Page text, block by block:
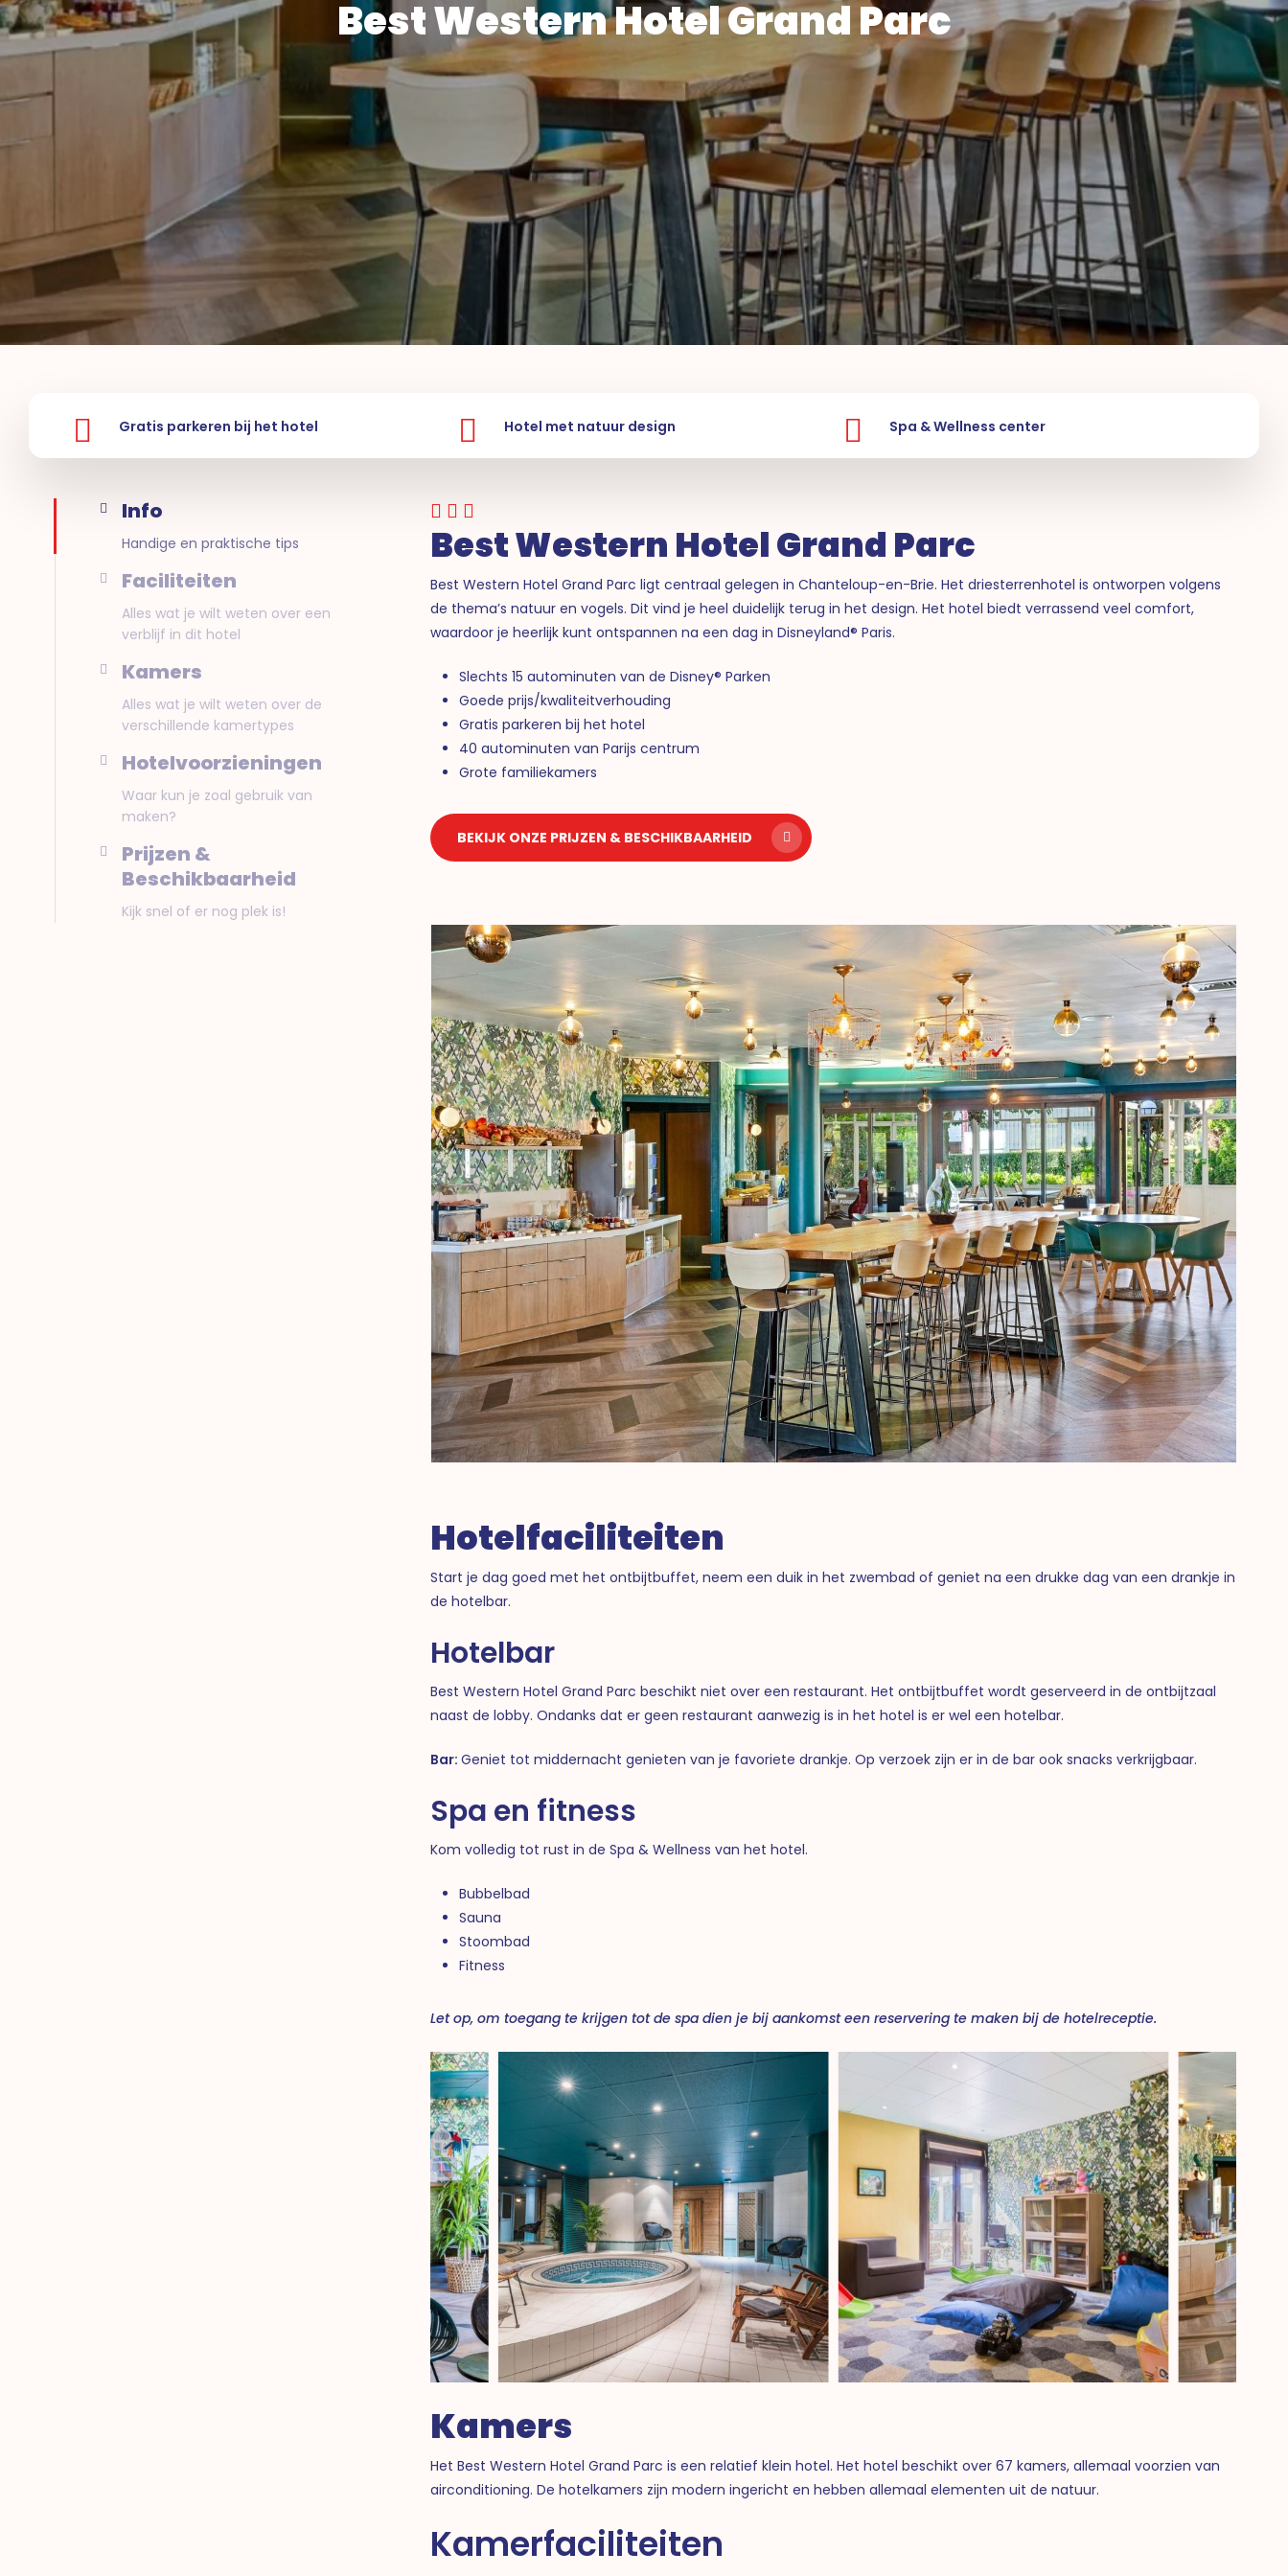
Best Western Hotel Grand Parc
Gratis parkeren bij het hotel Hotel met natuur design Spa & Wellness center
Info
Handige en praktische tips
Faciliteiten
Alles wat je wilt weten over een
verblijf in dit hotel
Kamers
Alles wat je wilt weten over de
verschillende kamertypes
Hotelvoorzieningen
Waar kun je zoal gebruik van
maken?
Prijzen &
Beschikbaarheid
Kijk snel of er nog plek is!
Best Western Hotel Grand Parc
Best Western Hotel Grand Parc ligt centraal gelegen in Chanteloup-en-Brie. Het driesterrenhotel is ontworpen volgens
de thema’s natuur en vogels. Dit vind je heel duidelijk terug in het design. Het hotel biedt verrassend veel comfort,
waardoor je heerlijk kunt ontspannen na een dag in Disneyland® Paris.
Slechts 15 autominuten van de Disney® Parken
Goede prijs/kwaliteitverhouding
Gratis parkeren bij het hotel
40 autominuten van Parijs centrum
Grote familiekamers
BEKIJK ONZE PRIJZEN & BESCHIKBAARHEID
Hotelfaciliteiten
Start je dag goed met het ontbijtbuffet, neem een duik in het zwembad of geniet na een drukke dag van een drankje in
de hotelbar.
Hotelbar
Best Western Hotel Grand Parc beschikt niet over een restaurant. Het ontbijtbuffet wordt geserveerd in de ontbijtzaal
naast de lobby. Ondanks dat er geen restaurant aanwezig is in het hotel is er wel een hotelbar.
Bar:Geniet tot middernacht genieten van je favoriete drankje. Op verzoek zijn er in de bar ook snacks verkrijgbaar.
Spa en fitness
Kom volledig tot rust in de Spa & Wellness van het hotel.
Bubbelbad
Sauna
Stoombad
Fitness
Let op, om toegang te krijgen tot de spa dien je bij aankomst een reservering te maken bij de hotelreceptie.
Kamers
Het Best Western Hotel Grand Parc is een relatief klein hotel. Het hotel beschikt over 67 kamers, allemaal voorzien van
airconditioning. De hotelkamers zijn modern ingericht en hebben allemaal elementen uit de natuur.
Kamerfaciliteiten